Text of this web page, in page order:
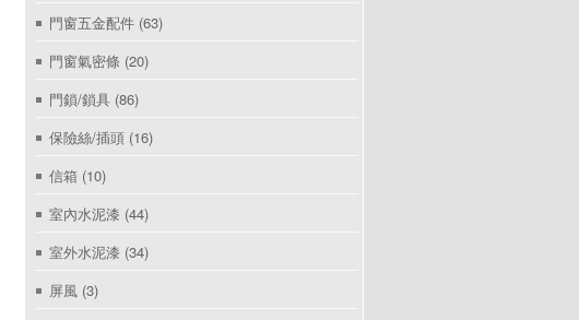
門窗五金配件 (63)
門窗氣密條 (20)
門鎖/鎖具 (86)
保險絲/插頭 (16)
信箱 (10)
室內水泥漆 (44)
室外水泥漆 (34)
屏風 (3)